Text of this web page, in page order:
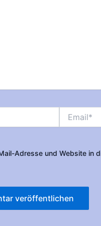
Adresse und Website in